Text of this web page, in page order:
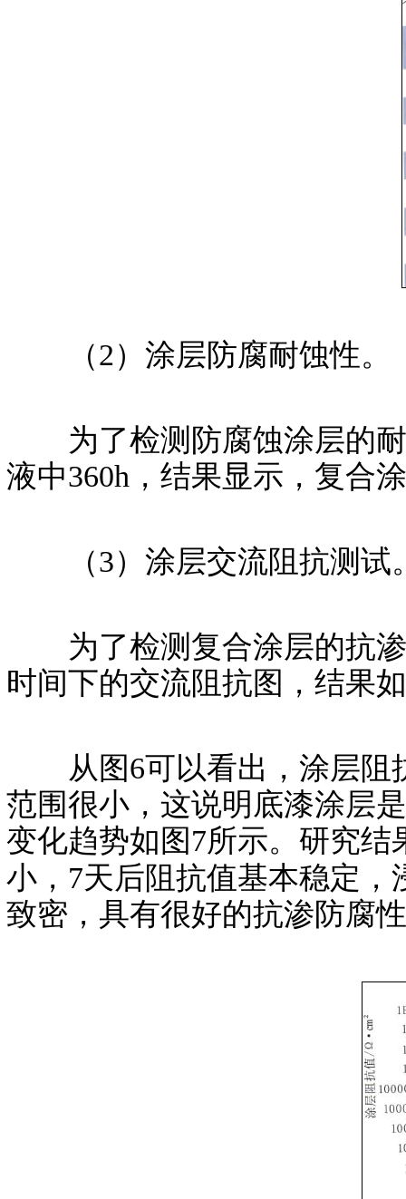
（2）涂层防腐耐蚀性。
为了检测防腐蚀涂层的耐
液中360h，结果显示，复合
（3）涂层交流阻抗测试
为了检测复合涂层的抗渗
时间下的交流阻抗图，结果
从图6可以看出，涂层阻
范围很小，这说明底漆涂层
变化趋势如图7所示。研究
小，7天后阻抗值基本稳定，
致密，具有很好的抗渗防腐